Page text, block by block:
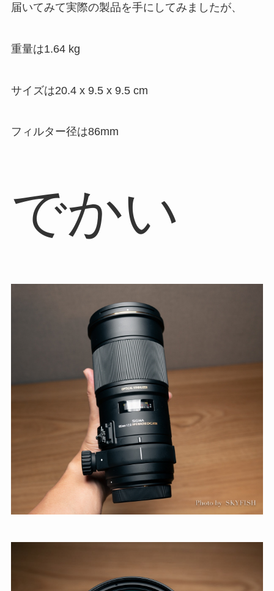
届いてみて実際の製品を手にしてみましたが、
重量は1.64 kg
サイズは20.4 x 9.5 x 9.5 cm
フィルター径は86mm
でかい